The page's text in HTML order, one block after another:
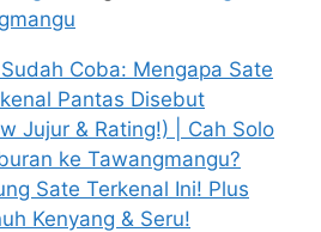
Coba: Mengapa Sate
Pantas Disebut
Jujur & Rating!) | Cah Solo
ke Tawangmangu?
Sate Terkenal Ini! Plus
Kenyang & Seru!